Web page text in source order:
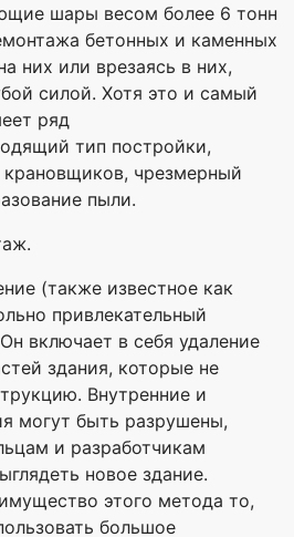
шары весом более 6 тонн
бетонных и каменных
них или врезаясь в них,
силой. Хотя это и самый
ряд
тип постройки,
чрезмерный
пыли.
(также известное как
привлекательный
включает в себя удаление
здания, которые не
Внутренние и
могут быть разрушены,
и разработчикам
новое здание.
этого метода то,
большое